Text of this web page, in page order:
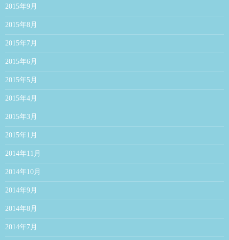
2015年9月
2015年8月
2015年7月
2015年6月
2015年5月
2015年4月
2015年3月
2015年1月
2014年11月
2014年10月
2014年9月
2014年8月
2014年7月